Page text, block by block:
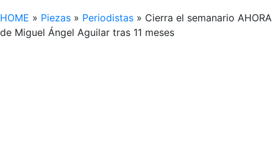
HOME » Piezas » Periodistas » Cierra el semanario AHORA
de Miguel Ángel Aguilar tras 11 meses